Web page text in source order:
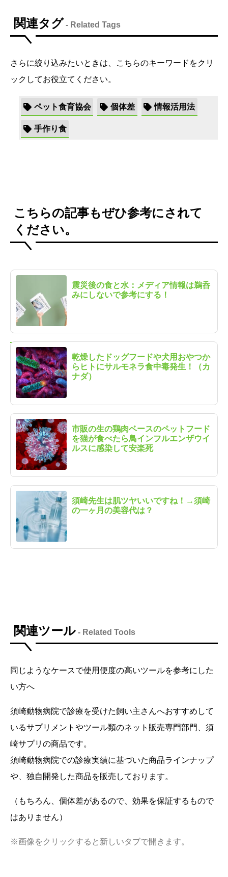
関連タグ - Related Tags
さらに絞り込みたいときは、こちらのキーワードをクリ
ックしてお役立てください。
ペット食育協会 個体差 情報活用法
手作り食
こちらの記事もぜひ参考にされて
ください。
震災後の食と水：メディア情報は鵜呑
みにしないで参考にする！
乾燥したドッグフードや犬用おやつか
らヒトにサルモネラ食中毒発生！（カ
ナダ）
市販の生の鶏肉ベースのペットフード
を猫が食べたら鳥インフルエンザウイ
ルスに感染して安楽死
須崎先生は肌ツヤいいですね！→須崎
の一ヶ月の美容代は？
関連ツール - Related Tools
同じようなケースで使用便度の高いツールを参考にした
い方へ
須崎動物病院で診療を受けた飼い主さんへおすすめして
いるサプリメントやツール類のネット販売専門部門、須
崎サプリの商品です。
須崎動物病院での診療実績に基づいた商品ラインナップ
や、独自開発した商品を販売しております。
（もちろん、個体差があるので、効果を保証するもので
はありません）
※画像をクリックすると新しいタブで開きます。